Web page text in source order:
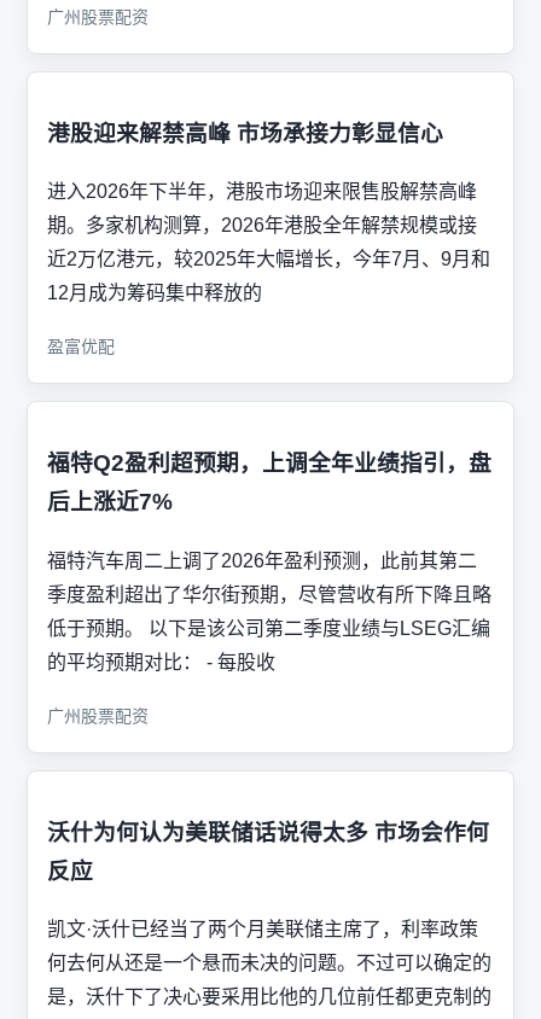
广州股票配资
港股迎来解禁高峰 市场承接力彰显信心
进入2026年下半年，港股市场迎来限售股解禁高峰
期。多家机构测算，2026年港股全年解禁规模或接
近2万亿港元，较2025年大幅增长，今年7月、9月和
12月成为筹码集中释放的
盈富优配
福特Q2盈利超预期，上调全年业绩指引，盘
后上涨近7%
福特汽车周二上调了2026年盈利预测，此前其第二
季度盈利超出了华尔街预期，尽管营收有所下降且略
低于预期。 以下是该公司第二季度业绩与LSEG汇编
的平均预期对比： - 每股收
广州股票配资
沃什为何认为美联储话说得太多 市场会作何
反应
凯文·沃什已经当了两个月美联储主席了，利率政策
何去何从还是一个悬而未决的问题。不过可以确定的
是，沃什下了决心要采用比他的几位前任都更克制的